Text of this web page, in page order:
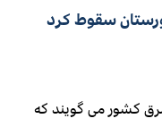
سقوط کرد
کشور می گویند که